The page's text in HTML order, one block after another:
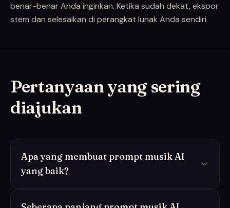
benar-benar Anda inginkan. Ketika sudah dekat, ekspor
stem dan selesaikan di perangkat lunak Anda sendiri.
Pertanyaan yang sering
diajukan
Apa yang membuat prompt musik AI
yang baik?